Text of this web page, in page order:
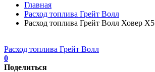
Главная
Расход топлива Грейт Волл
Расход топлива Грейт Волл Ховер Х5
Расход топлива Грейт Волл
0
Поделиться